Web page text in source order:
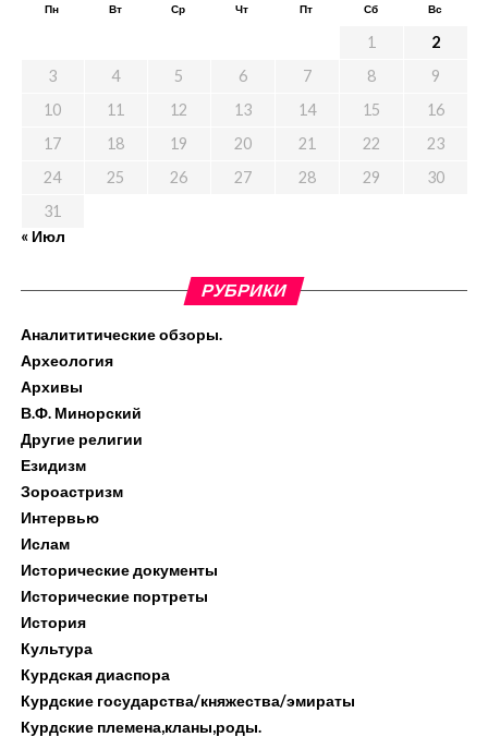
Пн Вт Ср Чт Пт Сб Вс
1
2
3
4 5 6 7 8
9
10
11 12 13 14 15
16
17
18 19 20 21 22
23
24
25 26 27 28 29
30
31
« Июл
РУБРИКИ
Аналититические обзоры.
Археология
Архивы
В.Ф. Минорский
Другие религии
Езидизм
Зороастризм
Интервью
Ислам
Исторические документы
Исторические портреты
История
Культура
Курдская диаспора
Курдские государства/княжества/эмираты
Курдские племена,кланы,роды.